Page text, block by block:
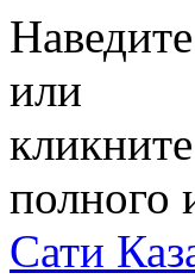
или
полного
Сати